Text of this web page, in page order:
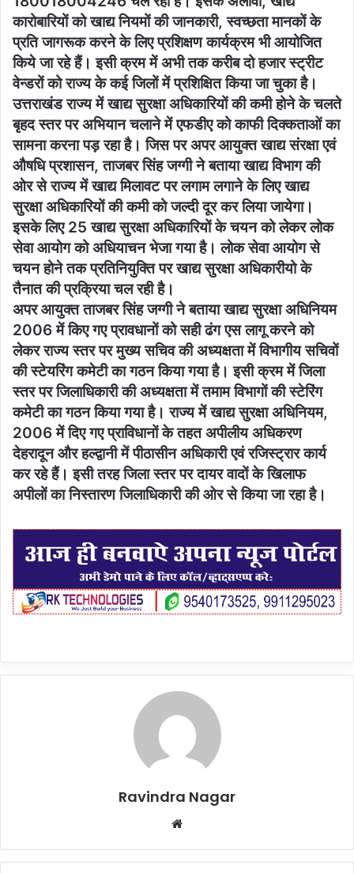
कारोबारियों को खाद्य नियमों की जानकारी, स्वच्छता मानकों के
प्रति जागरूक करने के लिए प्रशिक्षण कार्यक्रम भी आयोजित
किये जा रहे हैं। इसी क्रम में अभी तक करीब दो हजार स्ट्रीट
वेन्डरों को राज्य के कई जिलों में प्रशिक्षित किया जा चुका है।
उत्तराखंड राज्य में खाद्य सुरक्षा अधिकारियों की कमी होने के चलते
बृहद स्तर पर अभियान चलाने में एफडीए को काफी दिक्कताओं का
सामना करना पड़ रहा है। जिस पर अपर आयुक्त खाद्य संरक्षा एवं
औषधि प्रशासन, ताजबर सिंह जग्गी ने बताया खाद्य विभाग की
ओर से राज्य में खाद्य मिलावट पर लगाम लगाने के लिए खाद्य
सुरक्षा अधिकारियों की कमी को जल्दी दूर कर लिया जायेगा।
इसके लिए 25 खाद्य सुरक्षा अधिकारियों के चयन को लेकर लोक
सेवा आयोग को अधियाचन भेजा गया है। लोक सेवा आयोग से
चयन होने तक प्रतिनियुक्ति पर खाद्य सुरक्षा अधिकारीयो के
तैनात की प्रक्रिया चल रही है।
अपर आयुक्त ताजबर सिंह जग्गी ने बताया खाद्य सुरक्षा अधिनियम
2006 में किए गए प्रावधानों को सही ढंग एस लागू करने को
लेकर राज्य स्तर पर मुख्य सचिव की अध्यक्षता में विभागीय सचिवों
की स्टेयरिंग कमेटी का गठन किया गया है। इसी क्रम में जिला
स्तर पर जिलाधिकारी की अध्यक्षता में तमाम विभागों की स्टेरिंग
कमेटी का गठन किया गया है। राज्य में खाद्य सुरक्षा अधिनियम,
2006 में दिए गए प्राविधानों के तहत अपीलीय अधिकरण
देहरादून और हल्द्वानी में पीठासीन अधिकारी एवं रजिस्ट्रार कार्य
कर रहे हैं। इसी तरह जिला स्तर पर दायर वादों के खिलाफ
अपीलों का निस्तारण जिलाधिकारी की ओर से किया जा रहा है।
Ravindra Nagar
Website